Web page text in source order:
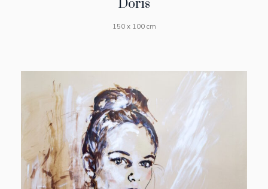
Doris
150 x 100 cm